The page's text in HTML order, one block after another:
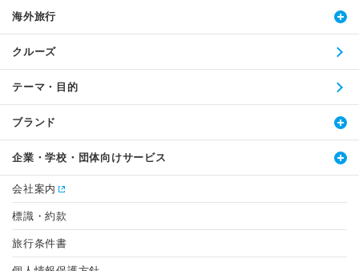
海外旅行
クルーズ
テーマ・目的
ブランド
企業・学校・団体向けサービス
会社案内
標識・約款
旅行条件書